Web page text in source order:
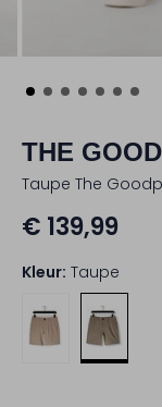
THE
Taupe The
€ 139,99
Kleur: Taupe